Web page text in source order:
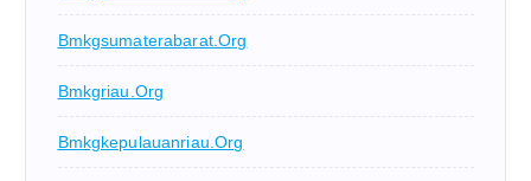
Bmkgsumaterabarat.org
Bmkgriau.org
Bmkgkepulauanriau.org